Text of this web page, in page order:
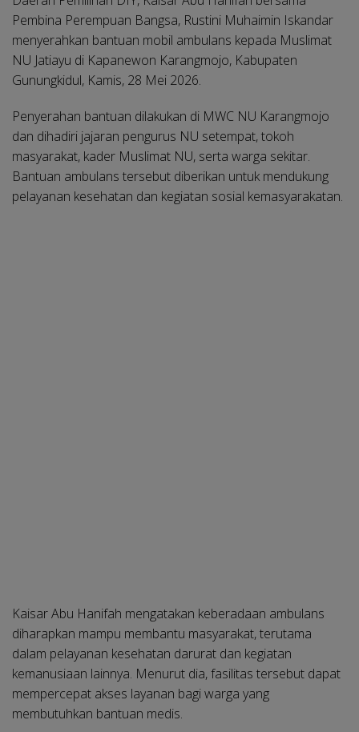
Pembina Perempuan Bangsa, Rustini Muhaimin Iskandar
menyerahkan bantuan mobil ambulans kepada Muslimat
NU Jatiayu di Kapanewon Karangmojo, Kabupaten
Gunungkidul, Kamis, 28 Mei 2026.
Penyerahan bantuan dilakukan di MWC NU Karangmojo
dan dihadiri jajaran pengurus NU setempat, tokoh
masyarakat, kader Muslimat NU, serta warga sekitar.
Bantuan ambulans tersebut diberikan untuk mendukung
pelayanan kesehatan dan kegiatan sosial kemasyarakatan.
Kaisar Abu Hanifah mengatakan keberadaan ambulans
diharapkan mampu membantu masyarakat, terutama
dalam pelayanan kesehatan darurat dan kegiatan
kemanusiaan lainnya. Menurut dia, fasilitas tersebut dapat
mempercepat akses layanan bagi warga yang
membutuhkan bantuan medis.